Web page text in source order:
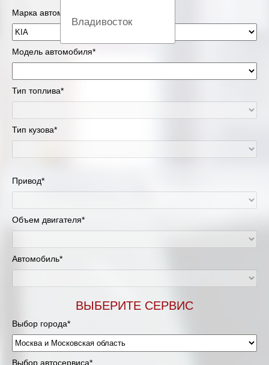
Владивосток
Вологда
Екатеринбург
Красноярск
Липецк
Москва и Московская область
Мурманск
Нижневартовск
Нижний Новгород
Марка автомобиля*
Модель автомобиля*
Тип топлива*
Тип кузова*
Привод*
Объем двигателя*
Автомобиль*
ВЫБЕРИТЕ СЕРВИС
Выбор города*
Выбор автосервиса*